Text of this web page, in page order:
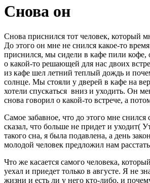
Снова он
Снова приснился тот человек, который
До этого он мне не снился какое-то
приснился, мы сидели в кафе пили кофе,
о какой-то решающей для нас двоих
из кафе шел летний теплый дождь и
солнце. Мы стояли у дверей в кафе на
хотели спускаться вниз и уходить. Он
снова говорил о какой-то встрече, а
Самое забавное, что до этого мне
сказал, что больше не придет и уходит(
такого сна, я была подавлена, а день
молодой человек предложил нам
Что же касается самого человека,
уехал и приедет только в августе. Я не
жизни и есть ли у него кто-либо, и